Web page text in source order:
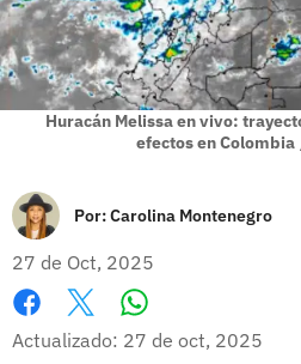
Huracán Melissa en vivo:
efectos en Colombia
Por:Carolina Montenegro
27 de Oct, 2025
Facebook
X
Actualizado: 27 de oct, 2025